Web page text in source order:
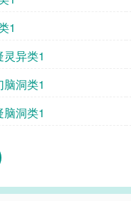
1
异类1
洞类1
洞类1